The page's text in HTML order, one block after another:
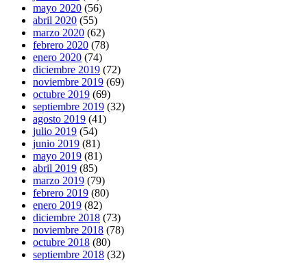
mayo 2020 (56)
abril 2020 (55)
marzo 2020 (62)
febrero 2020 (78)
enero 2020 (74)
diciembre 2019 (72)
noviembre 2019 (69)
octubre 2019 (69)
septiembre 2019 (32)
agosto 2019 (41)
julio 2019 (54)
junio 2019 (81)
mayo 2019 (81)
abril 2019 (85)
marzo 2019 (79)
febrero 2019 (80)
enero 2019 (82)
diciembre 2018 (73)
noviembre 2018 (78)
octubre 2018 (80)
septiembre 2018 (32)